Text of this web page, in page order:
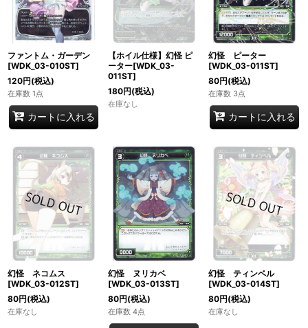
ファントム・ガーデン
[WDK_03-010ST]
120円(税込)
在庫数 1点
カートに入れる
【ホイル仕様】幻怪 ピ
ーター[WDK_03-
011ST]
180円(税込)
在庫なし
幻怪 ピーター
[WDK_03-011ST]
80円(税込)
在庫数 3点
カートに入れる
幻怪 ネコムス
[WDK_03-012ST]
80円(税込)
在庫なし
幻怪 ヌリカベ
[WDK_03-013ST]
80円(税込)
在庫数 4点
幻怪 ティンベル
[WDK_03-014ST]
80円(税込)
在庫なし